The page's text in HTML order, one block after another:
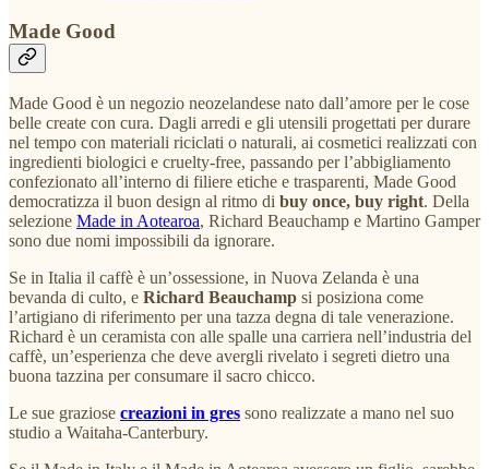
Made Good
Made Good è un negozio neozelandese nato dall’amore per le cose
belle create con cura. Dagli arredi e gli utensili progettati per durare
nel tempo con materiali riciclati o naturali, ai cosmetici realizzati con
ingredienti biologici e cruelty-free, passando per l’abbigliamento
confezionato all’interno di filiere etiche e trasparenti, Made Good
democratizza il buon design al ritmo di buy once, buy right. Della
selezione Made in Aotearoa, Richard Beauchamp e Martino Gamper
sono due nomi impossibili da ignorare.
Se in Italia il caffè è un’ossessione, in Nuova Zelanda è una
bevanda di culto, e Richard Beauchamp si posiziona come
l’artigiano di riferimento per una tazza degna di tale venerazione.
Richard è un ceramista con alle spalle una carriera nell’industria del
caffè, un’esperienza che deve avergli rivelato i segreti dietro una
buona tazzina per consumare il sacro chicco.
Le sue graziose creazioni in gres sono realizzate a mano nel suo
studio a Waitaha-Canterbury.